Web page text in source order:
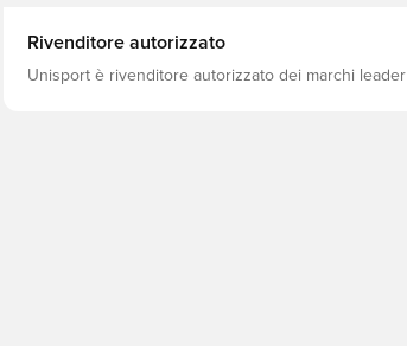
Rivenditore autorizzato
Unisport è rivenditore autorizzato dei marchi leader